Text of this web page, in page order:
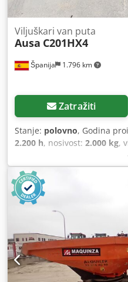
Španija 1.796 km
Viljuškari van puta
Ausa C201HX4
Zatražiti
Stanje: polovno, Godina
2.200 h, nosivost: 2.000 kg,
,
ukupna širina:4.380 mm,
Godina proizvodnje: 2023
težina: 3.635 kg Dozvoljena
Rezervoar za gorivo: 62 litra